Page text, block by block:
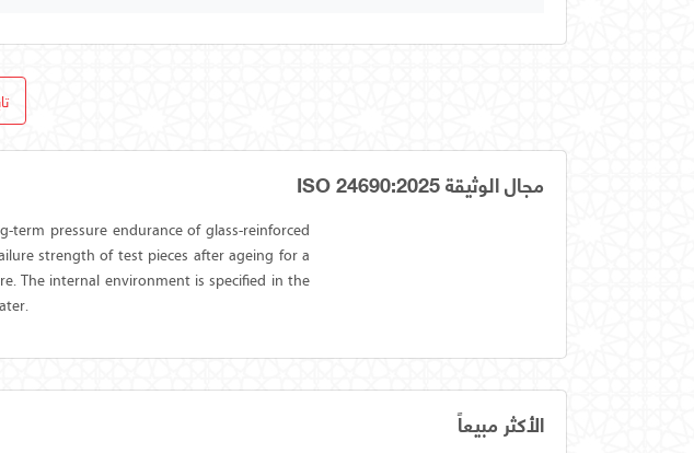
مجال الوثيقة ISO 24690:2025
pressure endurance of glass-reinforced
strength of test pieces after ageing for a
The internal environment is specified in the
الأكثر مبيعاً